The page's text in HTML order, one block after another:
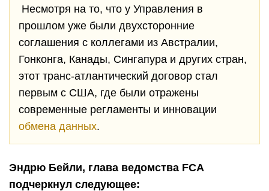
Несмотря на то, что у Управления в
прошлом уже были двухсторонние
соглашения с коллегами из Австралии,
Гонконга, Канады, Сингапура и других стран,
этот транс-атлантический договор стал
первым с США, где были отражены
современные регламенты и инновации
обмена данных.
Эндрю Бейли, глава ведомства FCA
подчеркнул следующее: